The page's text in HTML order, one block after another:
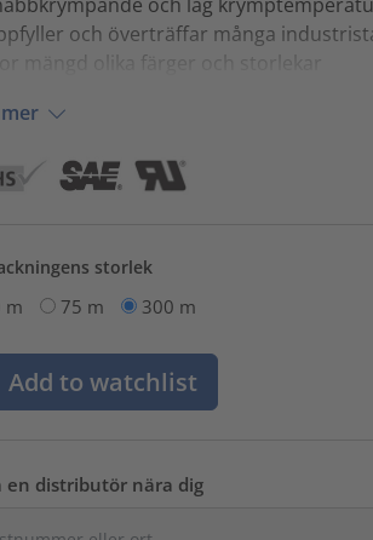
och överträffar många
mängd olika färger och storlekar
storlek
m 75 m 300 m
Add to watchlist
en distributör nära dig